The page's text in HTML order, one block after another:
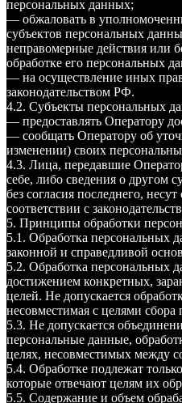
персональных данных;
— обжаловать в
субъектов персональных
неправомерные действия или
обработке его персональных
— на осуществление иных
законодательством РФ.
4.2. Субъекты персональных
— предоставлять Оператору
— сообщать Оператору об
изменении) своих
4.3. Лица, передавшие
себе, либо сведения о другом
без согласия последнего, несут
соответствии с
5. Принципы обработки
5.1. Обработка персональных
законной и справедливой
5.2. Обработка персональных
достижением конкретных,
целей. Не допускается
несовместимая с целями
5.3. Не допускается
персональные данные,
целях, несовместимых между
5.4. Обработке подлежат
которые отвечают целям их
5.5. Содержание и объем